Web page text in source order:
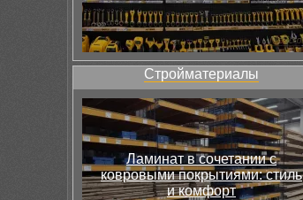
Стройматериалы
Ламинат в сочетании с
ковровыми покрытиями: стиль
и комфорт